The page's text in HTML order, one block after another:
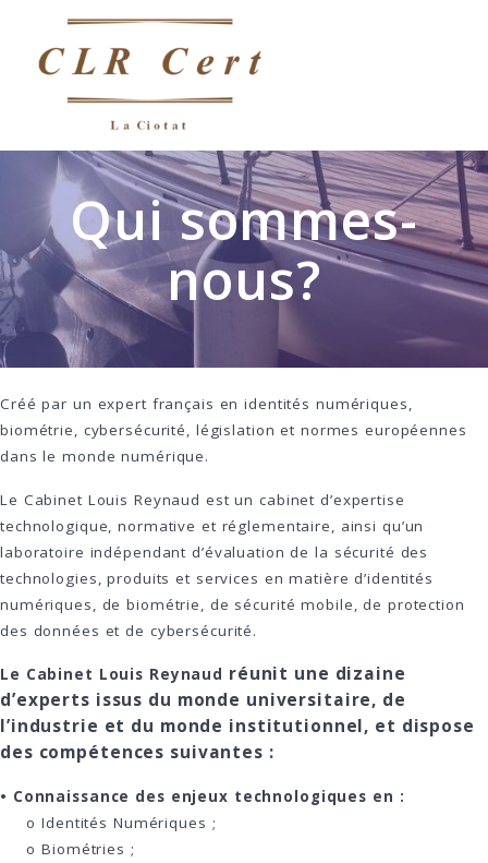
Qui sommes-
nous?
Créé par un expert français en identités numériques,
biométrie, cybersécurité, législation et normes européennes
dans le monde numérique.
Le Cabinet Louis Reynaud est un cabinet d’expertise
technologique, normative et réglementaire, ainsi qu’un
laboratoire indépendant d’évaluation de la sécurité des
technologies, produits et services en matière d’identités
numériques, de biométrie, de sécurité mobile, de protection
des données et de cybersécurité.
Le Cabinet Louis Reynaud réunit une dizaine
d’experts issus du monde universitaire, de
l’industrie et du monde institutionnel, et dispose
des compétences suivantes :
• Connaissance des enjeux technologiques en :
o Identités Numériques ;
o Biométries ;